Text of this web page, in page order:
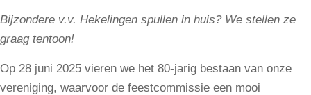
Bijzondere v.v. Hekelingen spullen in huis? We stellen ze
graag tentoon!
Op 28 juni 2025 vieren we het 80-jarig bestaan van onze
vereniging, waarvoor de feestcommissie een mooi